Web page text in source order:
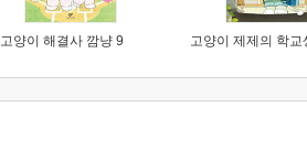
고양이 해결사 깜냥 9